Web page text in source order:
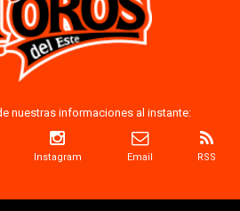
nuestras informaciones al instante:
Instagram Email RSS